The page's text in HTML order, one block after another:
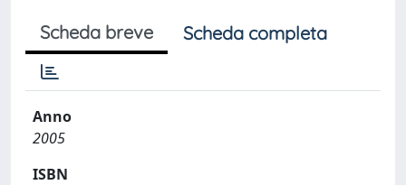
Scheda breve Scheda completa
Anno
2005
ISBN